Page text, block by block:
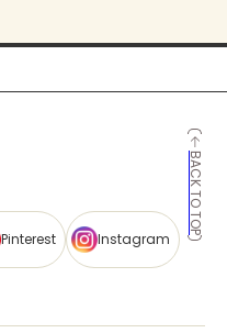
BACK TO TOP
Pinterest Instagram